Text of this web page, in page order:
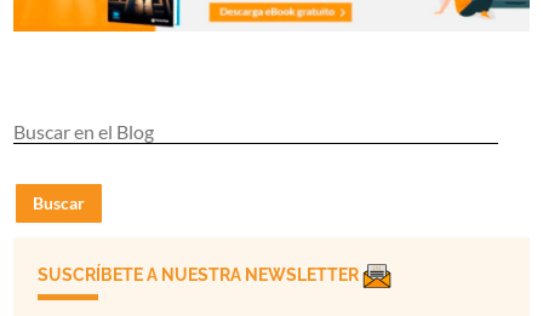
Buscar
SUSCRÍBETE A NUESTRA NEWSLETTER